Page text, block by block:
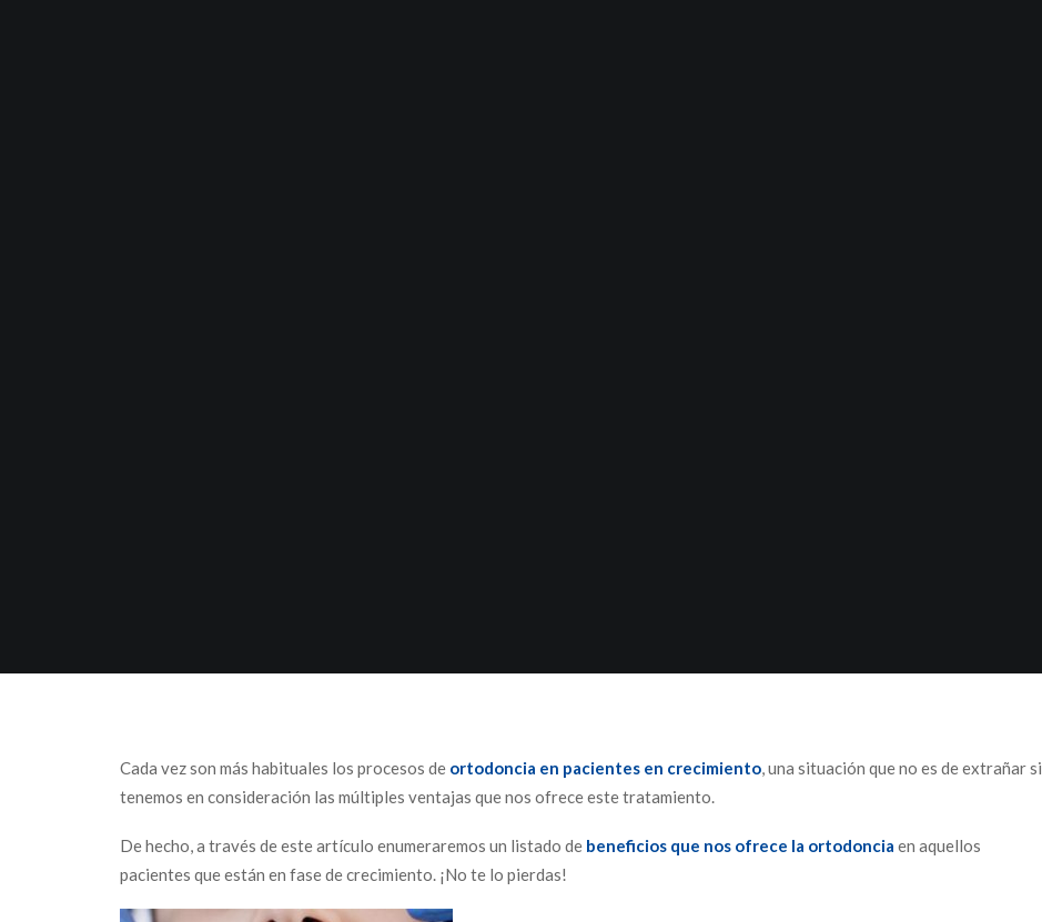
Cada vez son más habituales los procesos de ortodoncia en pacientes en crecimiento, una situación que no es de extrañar si
tenemos en consideración las múltiples ventajas que nos ofrece este tratamiento.
De hecho, a través de este artículo enumeraremos un listado de beneficios que nos ofrece la ortodoncia en aquellos
pacientes que están en fase de crecimiento. ¡No te lo pierdas!